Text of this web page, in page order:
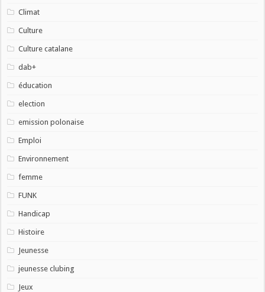
Climat
Culture
Culture catalane
dab+
éducation
election
emission polonaise
Emploi
Environnement
femme
FUNK
Handicap
Histoire
Jeunesse
jeunesse clubing
Jeux